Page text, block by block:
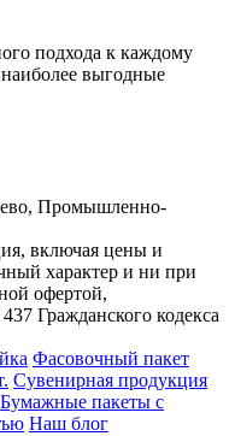
подхода к каждому
выгодные
Промышленно-
включая цены и
характер и ни при
офертой,
Гражданского кодекса
Фасовочный пакет
Сувенирная продукция
Бумажные пакеты с
Наш блог